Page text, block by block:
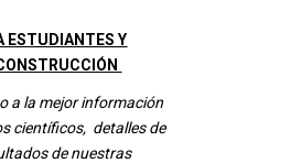
ESTUDIANTES Y
a la mejor información
científicos, detalles de
de nuestras